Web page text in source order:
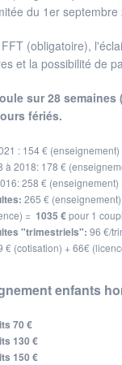
du 1er
(obligatoire),
et la possibilité de
sur 28
fériés.
: 154 €
à 2018: 178 €
258 € (enseignement)
265 €
= 1035 €pour 1
"trimestriels": 96 €/
€ (cotisation) + 66€
enfants
70 €
130 €
150 €